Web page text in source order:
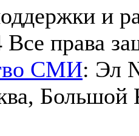
и
Все права
СМИ: Эл
Большой